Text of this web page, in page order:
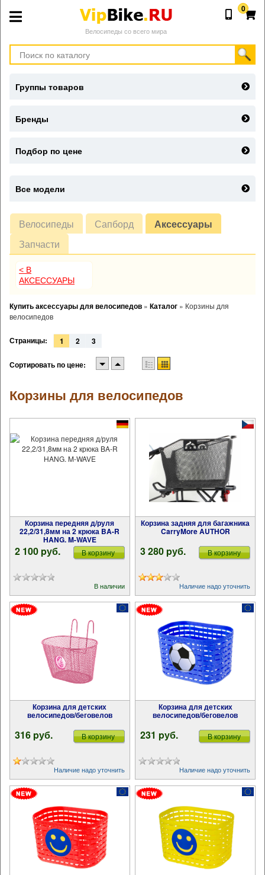
Велосипеды со всего мира
0
Велосипеды Сапборд
Аксессуары
Запчасти
< В
АКСЕССУАРЫ
Купить аксессуары для велосипедов » Каталог » Корзины для
велосипедов
Страницы: 1 2 3
Сортировать по цене:
Корзины для велосипедов
Корзина передняя д/руля
22,2/31,8мм на 2 крюка BA-R
HANG. M-WAVE
2 100 pуб. В корзину
В наличии
Корзина задняя для багажника
CarryMore AUTHOR
3 280 pуб. В корзину
Наличие надо уточнить
Корзина для детских
велосипедов/беговелов
316 pуб. В корзину
Наличие надо уточнить
Корзина для детских
велосипедов/беговелов
231 pуб. В корзину
Наличие надо уточнить
Группы товаров
Бренды
Подбор по цене
Все модели